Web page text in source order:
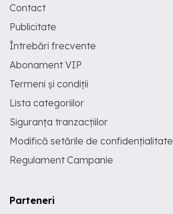
Contact
Publicitate
Întrebări frecvente
Abonament VIP
Termeni și condiții
Lista categoriilor
Siguranța tranzacțiilor
Modifică setările de confidențialitate
Regulament Campanie
Parteneri